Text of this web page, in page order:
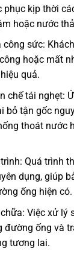
phục kịp thời
hoặc nước
sức:
hoặc mất
quả.
chế tái nghẹt:
bỏ tận gốc
thoát nước
Quá trình
dụng, giúp
ống hiện có.
Việc xử lý
đường ống và
tương lai.